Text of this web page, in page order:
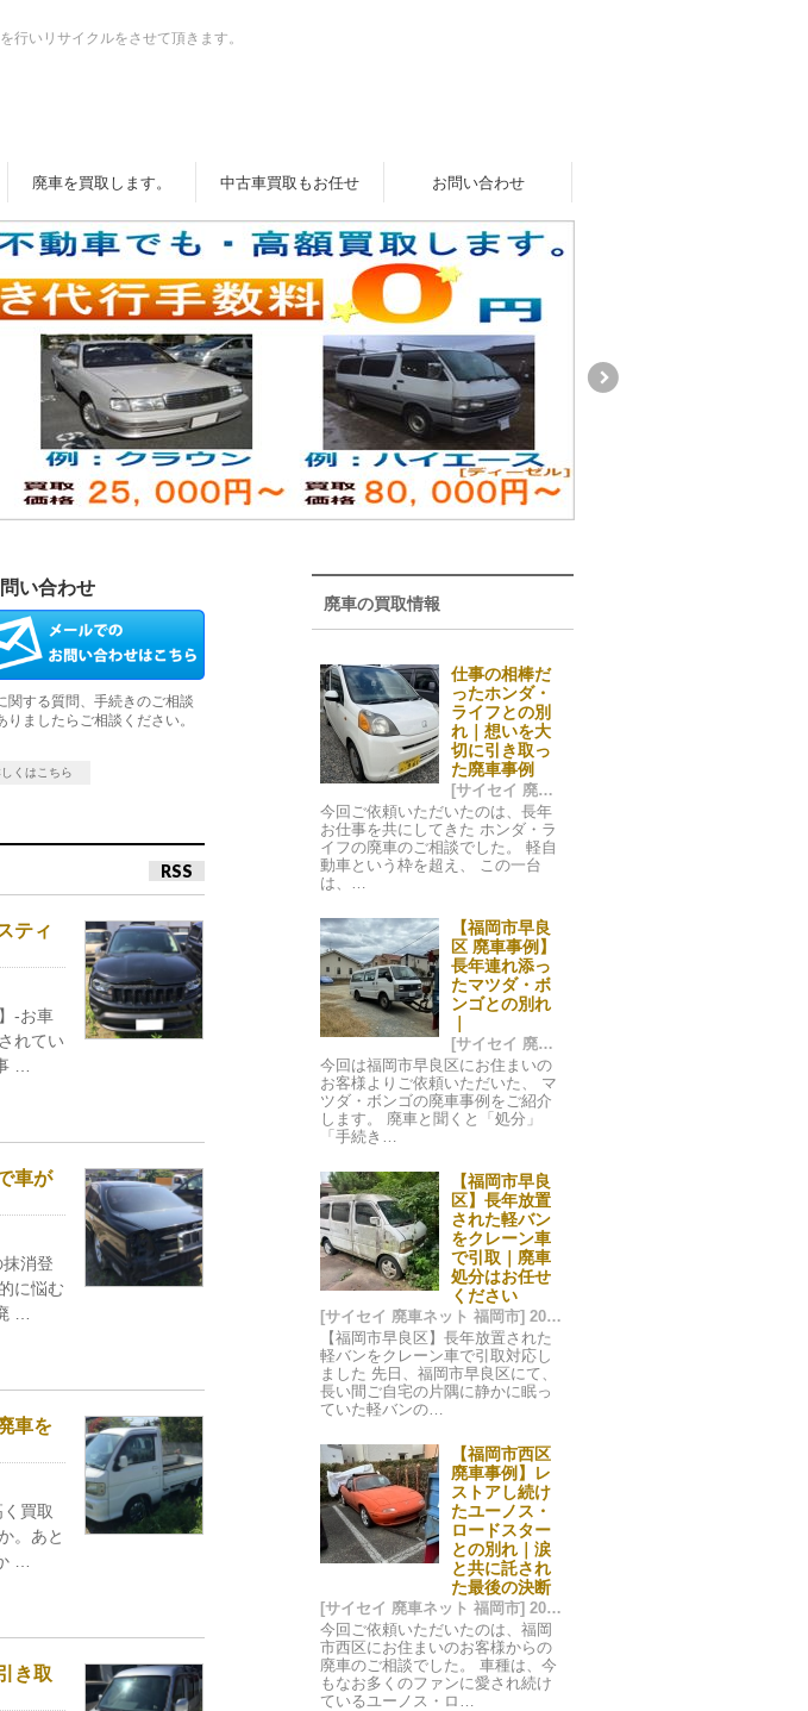
行いリサイクルをさせて頂きます。
廃車を買取します。 中古車買取もお任せ お問い合わせ
い合わせ
関する質問、手続きのご相談
りましたらご相談ください。
くはこちら
RSS
ティ
-お車
れてい
…
車が
消登
に悩む
…
車を
買取
。あと
…
き取
廃車の買取情報
仕事の相棒だ
ったホンダ・
ライフとの別
れ｜想いを大
切に引き取っ
た廃車事例
[サイセイ 廃車ネット 福岡市] 2025/12/28 04:08
今回ご依頼いただいたのは、長年
お仕事を共にしてきた ホンダ・ラ
イフの廃車のご相談でした。 軽自
動車という枠を超え、 この一台
は、…
【福岡市早良
区 廃車事例】
長年連れ添っ
たマツダ・ボ
ンゴとの別れ
[サイセイ 廃車ネット 福岡市] 2025/12/28 03:37
今回は福岡市早良区にお住まいの
お客様よりご依頼いただいた、 マ
ツダ・ボンゴの廃車事例をご紹介
します。 廃車と聞くと「処分」
「手続き…
【福岡市早良
区】長年放置
された軽バン
をクレーン車
で引取｜廃車
処分はお任せ
ください
[サイセイ 廃車ネット 福岡市] 2025/07/20 08:26
【福岡市早良区】長年放置された
軽バンをクレーン車で引取対応し
ました 先日、福岡市早良区にて、
長い間ご自宅の片隅に静かに眠っ
ていた軽バンの…
【福岡市西区
廃車事例】レ
ストアし続け
たユーノス・
ロードスター
との別れ｜涙
と共に託され
た最後の決断
[サイセイ 廃車ネット 福岡市] 2025/01/10 03:59
今回ご依頼いただいたのは、福岡
市西区にお住まいのお客様からの
廃車のご相談でした。 車種は、今
もなお多くのファンに愛され続け
ているユーノス・ロ…